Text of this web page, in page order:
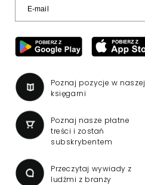
Poznaj pozycje w naszej
księgarni
Poznaj nasze płatne
treści i zostań
subskrybentem
Przeczytaj wywiady z
ludźmi z branży